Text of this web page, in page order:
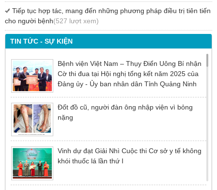
TIN TỨC - SỰ KIỆN
Bệnh viện Việt Nam – Thụy Điển Uông Bí nhận
Cờ thi đua tại Hội nghị tổng kết năm 2025 của
Đảng ủy - Ủy ban nhân dân Tỉnh Quảng Ninh
Đốt đồ cũ, người đàn ông nhập viện vì bỏng
nặng
Vinh dự đạt Giải Nhì Cuộc thi Cơ sở y tế không
khói thuốc lá lần thứ I
Tiếp tục hợp tác, mang đến những phương pháp điều trị tiên tiến
cho người bệnh(527 lượt xem)